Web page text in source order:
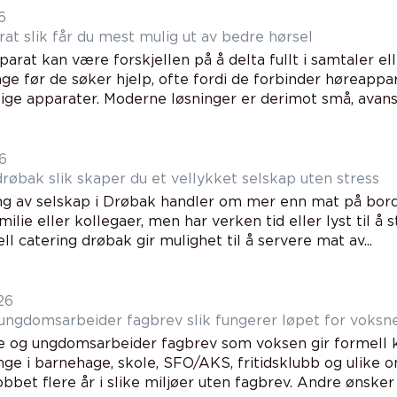
Høreapparat slik får du mest mulig ut av bedre hørsel
kan være forskjellen på å delta fullt i samtaler
før de søker hjelp, ofte fordi de forbinder
apparater. Moderne løsninger er derimot små,
Catering drøbak slik skaper du et vellykket selskap uten stress
av selskap i Drøbak handler om mer enn mat på
eller kollegaer, men har verken tid eller lyst til å
catering drøbak gir mulighet til å servere mat av...
Barne og ungdomsarbeider fagbrev slik fungerer løpet for
og ungdomsarbeider fagbrev som voksen gir formell
i barnehage, skole, SFO/AKS, fritidsklubb og ulike
flere år i slike miljøer uten fagbrev. Andre ønsker